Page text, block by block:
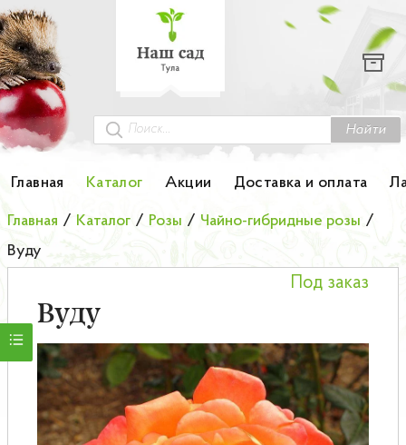
Найти
Главная Каталог Акции Доставка и оплата
Каталог
Гортензии
Грунты
Колоновидные деревья
Лук-севок
Малина
Мини-деревья
НОВИНКА Английские и Японские розы
Главная / Каталог / Розы / Чайно-гибридные розы /
Вуду
Вуду
Под заказ